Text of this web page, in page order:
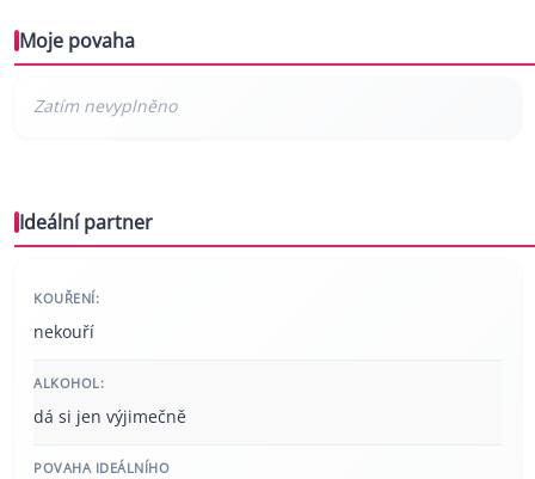
Moje povaha
Ideální partner
KOUŘENÍ:
nekouří
ALKOHOL:
dá si jen výjimečně
POVAHA IDEÁLNÍHO